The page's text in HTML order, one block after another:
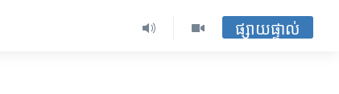
ផ្សាយផ្ទាល់